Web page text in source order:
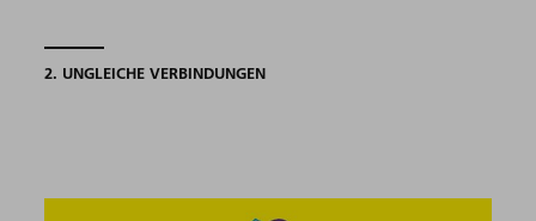
2. UNGLEICHE VERBINDUNGEN